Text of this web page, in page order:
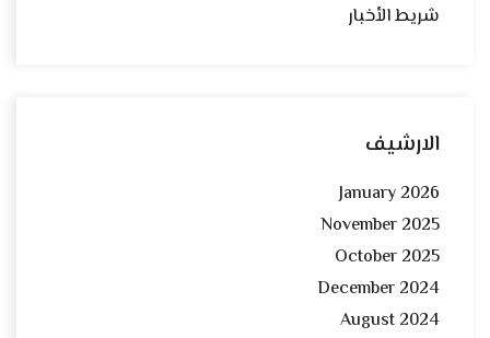
شريط الأخبار
الارشيف
January 2026
November 2025
October 2025
December 2024
August 2024